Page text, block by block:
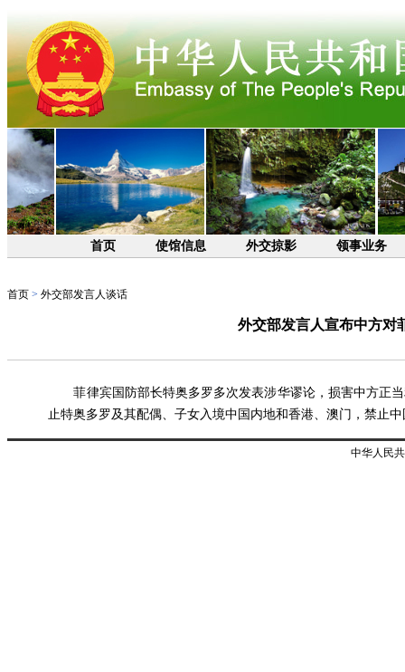
首页 使馆信息 外交掠影 领事业务
首页 > 外交部发言人谈话
外交部发言人宣布中方对
菲律宾国防部长特奥多罗多次发表涉华谬论，损害中方正
止特奥多罗及其配偶、子女入境中国内地和香港、澳门，禁止
中华人民